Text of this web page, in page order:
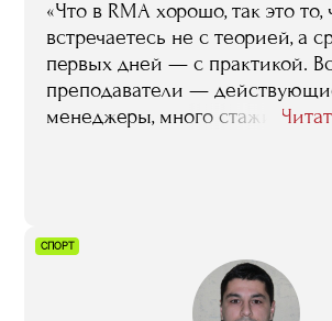
«Что в RMA хорошо, так это то,
встречаетесь не с теорией, а
первых дней — с практикой.
преподаватели —
менеджеры, много стажировок,
со мной все так и было».
СПОРТ